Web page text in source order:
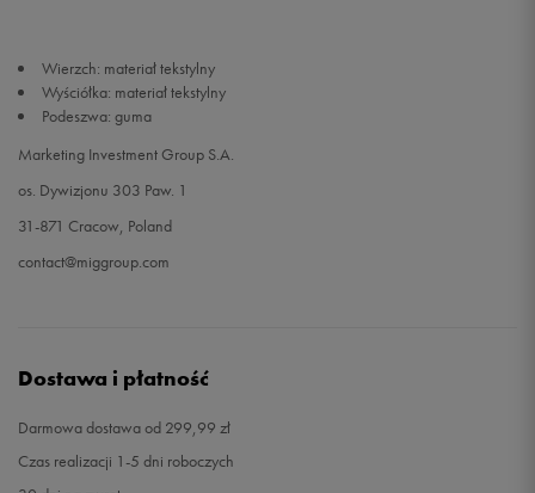
Wierzch: materiał tekstylny
Wyściółka: materiał tekstylny
Podeszwa: guma
Marketing Investment Group S.A.
os. Dywizjonu 303 Paw. 1
31-871 Cracow, Poland
contact@miggroup.com
Dostawa i płatność
Darmowa dostawa od 299,99 zł
Czas realizacji 1-5 dni roboczych